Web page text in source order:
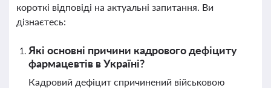
короткі відповіді на актуальні запитання. Ви
дізнаєтесь:
Які основні причини кадрового дефіциту
фармацевтів в Україні?
Кадровий дефіцит спричинений військовою